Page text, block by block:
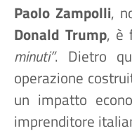
Paolo Zampolli,
Donald Trump, è
minuti”. Dietro
operazione
un impatto
imprenditore